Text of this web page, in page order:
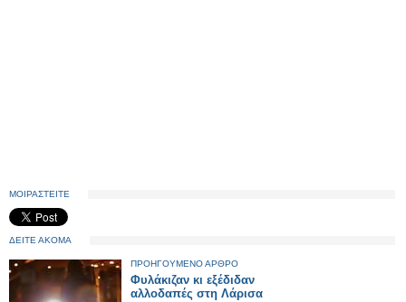
ΜΟΙΡΑΣΤΕΙΤΕ
ΔΕΙΤΕ ΑΚΟΜΑ
ΠΡΟΗΓΟΥΜΕΝΟ ΑΡΘΡΟ
Φυλάκιζαν κι εξέδιδαν
αλλοδαπές στη Λάρισα